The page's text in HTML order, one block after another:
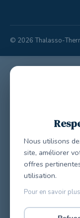
© 2026 Thalasso-
Nous utilisons
site, améliorer
offres
utilisation.
Pour en savoir